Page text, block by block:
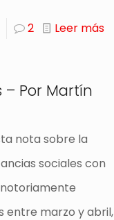
2 Leer más
Por Martín
nota sobre la
sociales con
entre marzo y abril,